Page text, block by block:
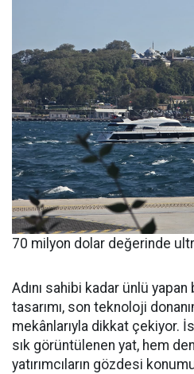
70 milyon dolar değerinde
Adını sahibi kadar ünlü
tasarımı, son teknoloji
mekânlarıyla dikkat çekiyor.
sık görüntülenen yat, hem
yatırımcıların gözdesi